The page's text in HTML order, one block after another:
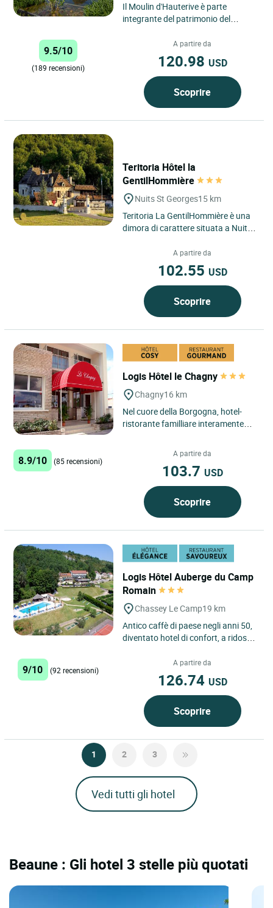
Il Moulin d'Hauterive è parte
integrante del patrimonio del
vicino a Beaune in...
9.5/10
(189 recensioni)
A partire da
120.98 USD
Scoprire
Teritoria Hôtel la
GentilHommière
Nuits St Georges15 km
Teritoria La GentilHommière è una
dimora di carattere situata a Nuits-
Borgogna–Franca...
A partire da
102.55 USD
Scoprire
Logis Hôtel le Chagny
Chagny16 km
Nel cuore della Borgogna, hotel-
ristorante familliare interamente
8.9/10 (85 recensioni)
A partire da
103.7 USD
Scoprire
Logis Hôtel Auberge du Camp
Romain
Chassey Le Camp19 km
Antico caffè di paese negli anni 50,
diventato hotel di confort, a ridosso
9/10 (92 recensioni)
A partire da
126.74 USD
Scoprire
1 2 3
Vedi tutti gli hotel
Beaune : Gli hotel 3 stelle più quotati